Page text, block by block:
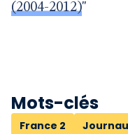
(2004-2012)"
Mots-clés
France 2